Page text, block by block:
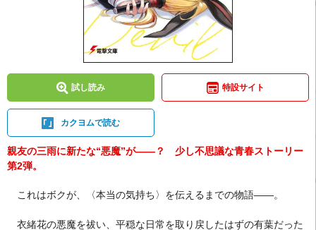
試し読み 特設サイト
カクヨムで読む
親友の三雨に新たな“悪魔”が――？ 少し不思議な青春ストーリー
第2弾。
これはボクが、〈本当の気持ち〉を伝えるまでの物語――。
衣緒花の悪魔を祓い、平穏な日常を取り戻したはずの有葉だった